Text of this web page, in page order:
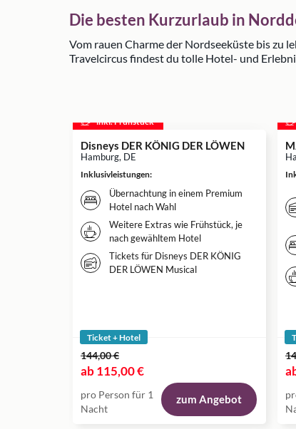
Die besten Kurzurlaub in
Vom rauen Charme der Nordseeküste bis zu
Travelcircus findest du tolle Hotel- und
inkl. Frühstück
Disneys DER KÖNIG DER LÖWEN
Hamburg, DE
Inklusivleistungen:
Übernachtung in einem Premium
Hotel nach Wahl
Weitere Extras wie Frühstück, je
nach gewähltem Hotel
Tickets für Disneys DER KÖNIG
DER LÖWEN Musical
Ticket + Hotel
144,00 €
ab115,00 €
pro Person für 1
Nacht
zum Angebot